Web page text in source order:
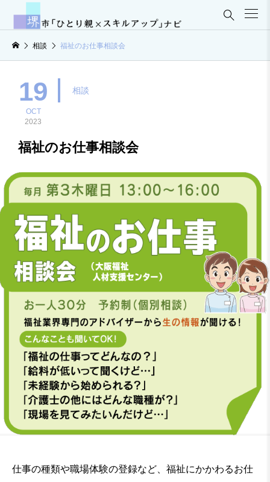

相談 福祉のお仕事相談会
19
OCT
2023
相談
福祉のお仕事相談会
仕事の種類や職場体験の登録など、福祉にかかわるお仕